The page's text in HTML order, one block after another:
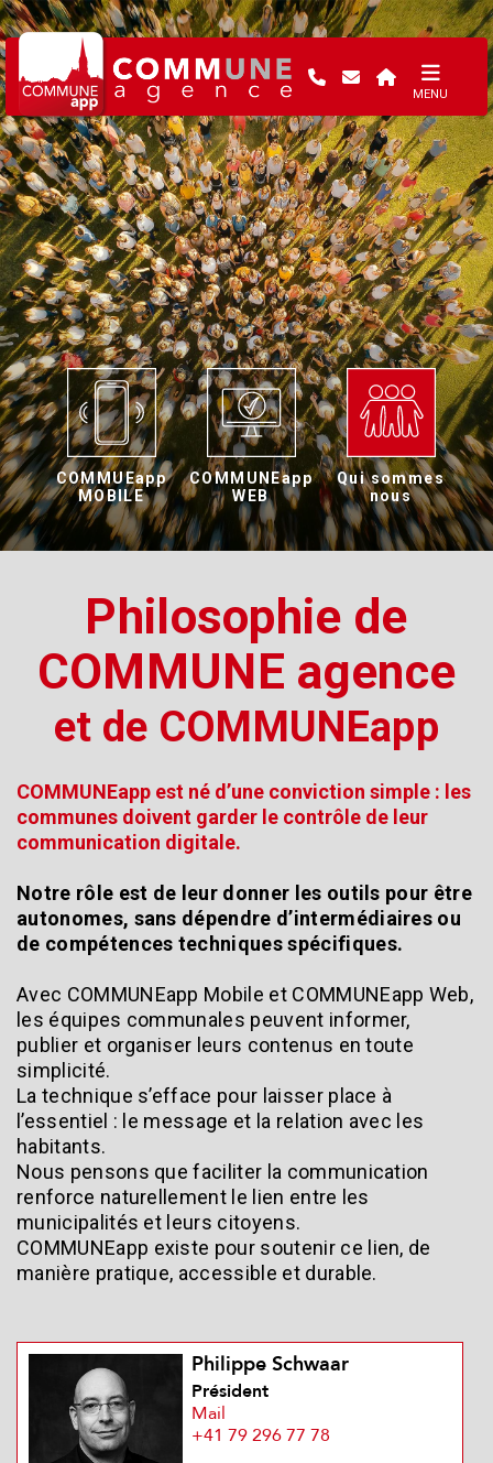
MENU
COMMUEapp
MOBILE
COMMUNEapp
WEB
Qui sommes
nous
Philosophie de
COMMUNE agence
et de COMMUNEapp
COMMUNEapp est né d’une conviction simple : les
communes doivent garder le contrôle de leur
communication digitale.
Notre rôle est de leur donner les outils pour être
autonomes, sans dépendre d’intermédiaires ou
de compétences techniques spécifiques.
Avec COMMUNEapp Mobile et COMMUNEapp Web,
les équipes communales peuvent informer,
publier et organiser leurs contenus en toute
simplicité.
La technique s’efface pour laisser place à
l’essentiel : le message et la relation avec les
habitants.
Nous pensons que faciliter la communication
renforce naturellement le lien entre les
municipalités et leurs citoyens.
COMMUNEapp existe pour soutenir ce lien, de
manière pratique, accessible et durable.
Philippe Schwaar
Président
Mail
+41 79 296 77 78